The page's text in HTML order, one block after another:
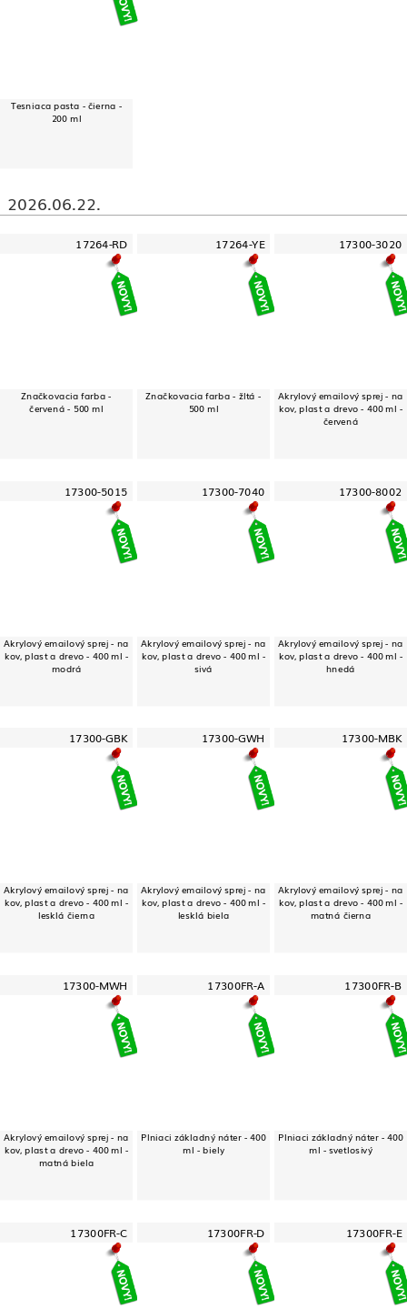
Tesniaca pasta - čierna -
200 ml
2026.06.22.
17264-RD
Značkovacia farba -
červená - 500 ml
17264-YE
Značkovacia farba - žltá -
500 ml
17300-3020
Akrylový emailový sprej - na
kov, plast a drevo - 400 ml -
červená
17300-5015
Akrylový emailový sprej - na
kov, plast a drevo - 400 ml -
modrá
17300-7040
Akrylový emailový sprej - na
kov, plast a drevo - 400 ml -
sivá
17300-8002
Akrylový emailový sprej - na
kov, plast a drevo - 400 ml -
hnedá
17300-GBK
Akrylový emailový sprej - na
kov, plast a drevo - 400 ml -
lesklá čierna
17300-GWH
Akrylový emailový sprej - na
kov, plast a drevo - 400 ml -
lesklá biela
17300-MBK
Akrylový emailový sprej - na
kov, plast a drevo - 400 ml -
matná čierna
17300-MWH
Akrylový emailový sprej - na
kov, plast a drevo - 400 ml -
matná biela
17300FR-A
Plniaci základný náter - 400
ml - biely
17300FR-B
Plniaci základný náter - 400
ml - svetlosivý
17300FR-C 17300FR-D 17300FR-E